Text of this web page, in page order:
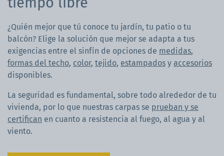
¿Quién mejor que tú conoce tu jardín, tu patio o tu
balcón? Elige la solución que mejor se adapta a tus
exigencias entre el sinfín de opciones de medidas,
formas del techo, color, tejido, estampados y accesorios
disponibles.
La seguridad es fundamental, sobre todo alrededor de tu
vivienda, por lo que nuestras carpas se prueban y se
certifican en cuanto a resistencia al fuego, al agua y al
viento.